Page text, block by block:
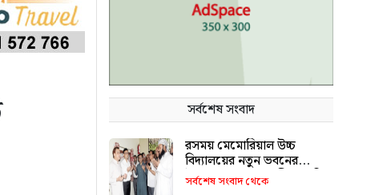
সর্বশেষ সংবাদ
রসময় মেমোরিয়াল উচ্চ
বিদ্যালয়ের নতুন ভবনের
উদ্বোধন করলেন মন্ত্রী মুক্তাদির
সর্বশেষ সংবাদ থেকে